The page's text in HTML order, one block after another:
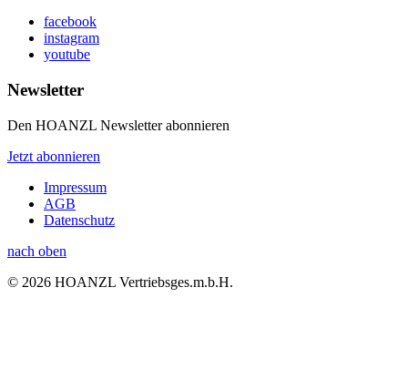
facebook
instagram
youtube
Newsletter
Den HOANZL Newsletter abonnieren
Jetzt abonnieren
Impressum
AGB
Datenschutz
nach oben
© 2026 HOANZL Vertriebsges.m.b.H.